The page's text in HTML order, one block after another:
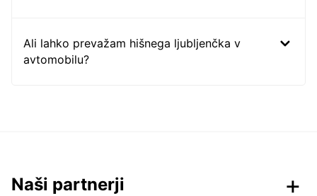
Ali lahko prevažam hišnega ljubljenčka v
avtomobilu?
Naši partnerji